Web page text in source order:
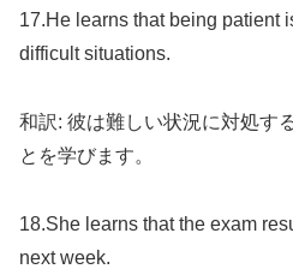
17.He learns that being patient
difficult situations.
和訳: 彼は難しい状況に対処す
とを学びます。
18.She learns that the exam
next week.